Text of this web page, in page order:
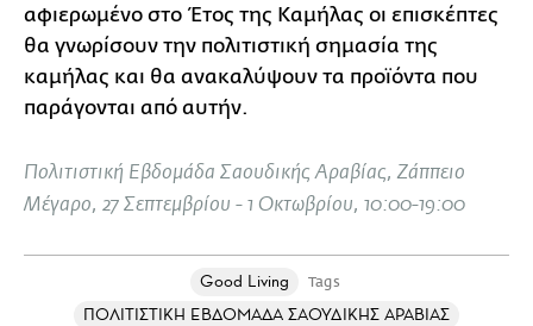
αφιερωμένο στο Έτος της Καμήλας οι επισκέπτες
θα γνωρίσουν την πολιτιστική σημασία της
καμήλας και θα ανακαλύψουν τα προϊόντα που
παράγονται από αυτήν.
Πολιτιστική Εβδομάδα Σαουδικής Αραβίας, Ζάππειο
Μέγαρο, 27 Σεπτεμβρίου - 1 Οκτωβρίου, 10:00-19:00
Good Living Tags
ΠΟΛΙΤΙΣΤΙΚΗ ΕΒΔΟΜΑΔΑ ΣΑΟΥΔΙΚΗΣ ΑΡΑΒΙΑΣ